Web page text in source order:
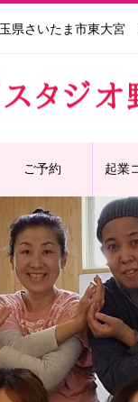
県さいたま市東大宮
ご予約 起業